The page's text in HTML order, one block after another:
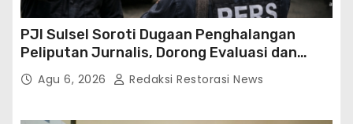
PJI Sulsel Soroti Dugaan Penghalangan
Peliputan Jurnalis, Dorong Evaluasi dan
Penguatan Kemitraan Polri-Pers
Agu 6, 2026 Redaksi Restorasi News